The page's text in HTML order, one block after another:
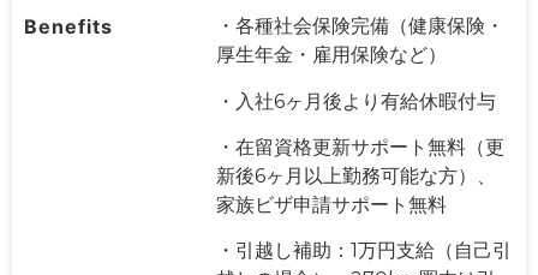
Benefits
・各種社会保険完備（健康保険・
厚生年金・雇用保険など）
・入社6ヶ月後より有給休暇付与
・在留資格更新サポート無料（更
新後6ヶ月以上勤務可能な方）、
家族ビザ申請サポート無料
・引越し補助：1万円支給（自己引